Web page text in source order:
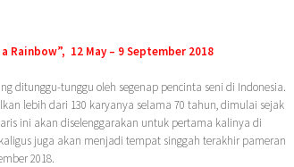
Rainbow”, 12 May – 9 September 2018
ditunggu-tunggu oleh segenap pencinta seni di Indonesia.
lebih dari 130 karyanya selama 70 tahun, dimulai sejak
ini akan diselenggarakan untuk pertama kalinya di
juga akan menjadi tempat singgah terakhir pameran
2018.